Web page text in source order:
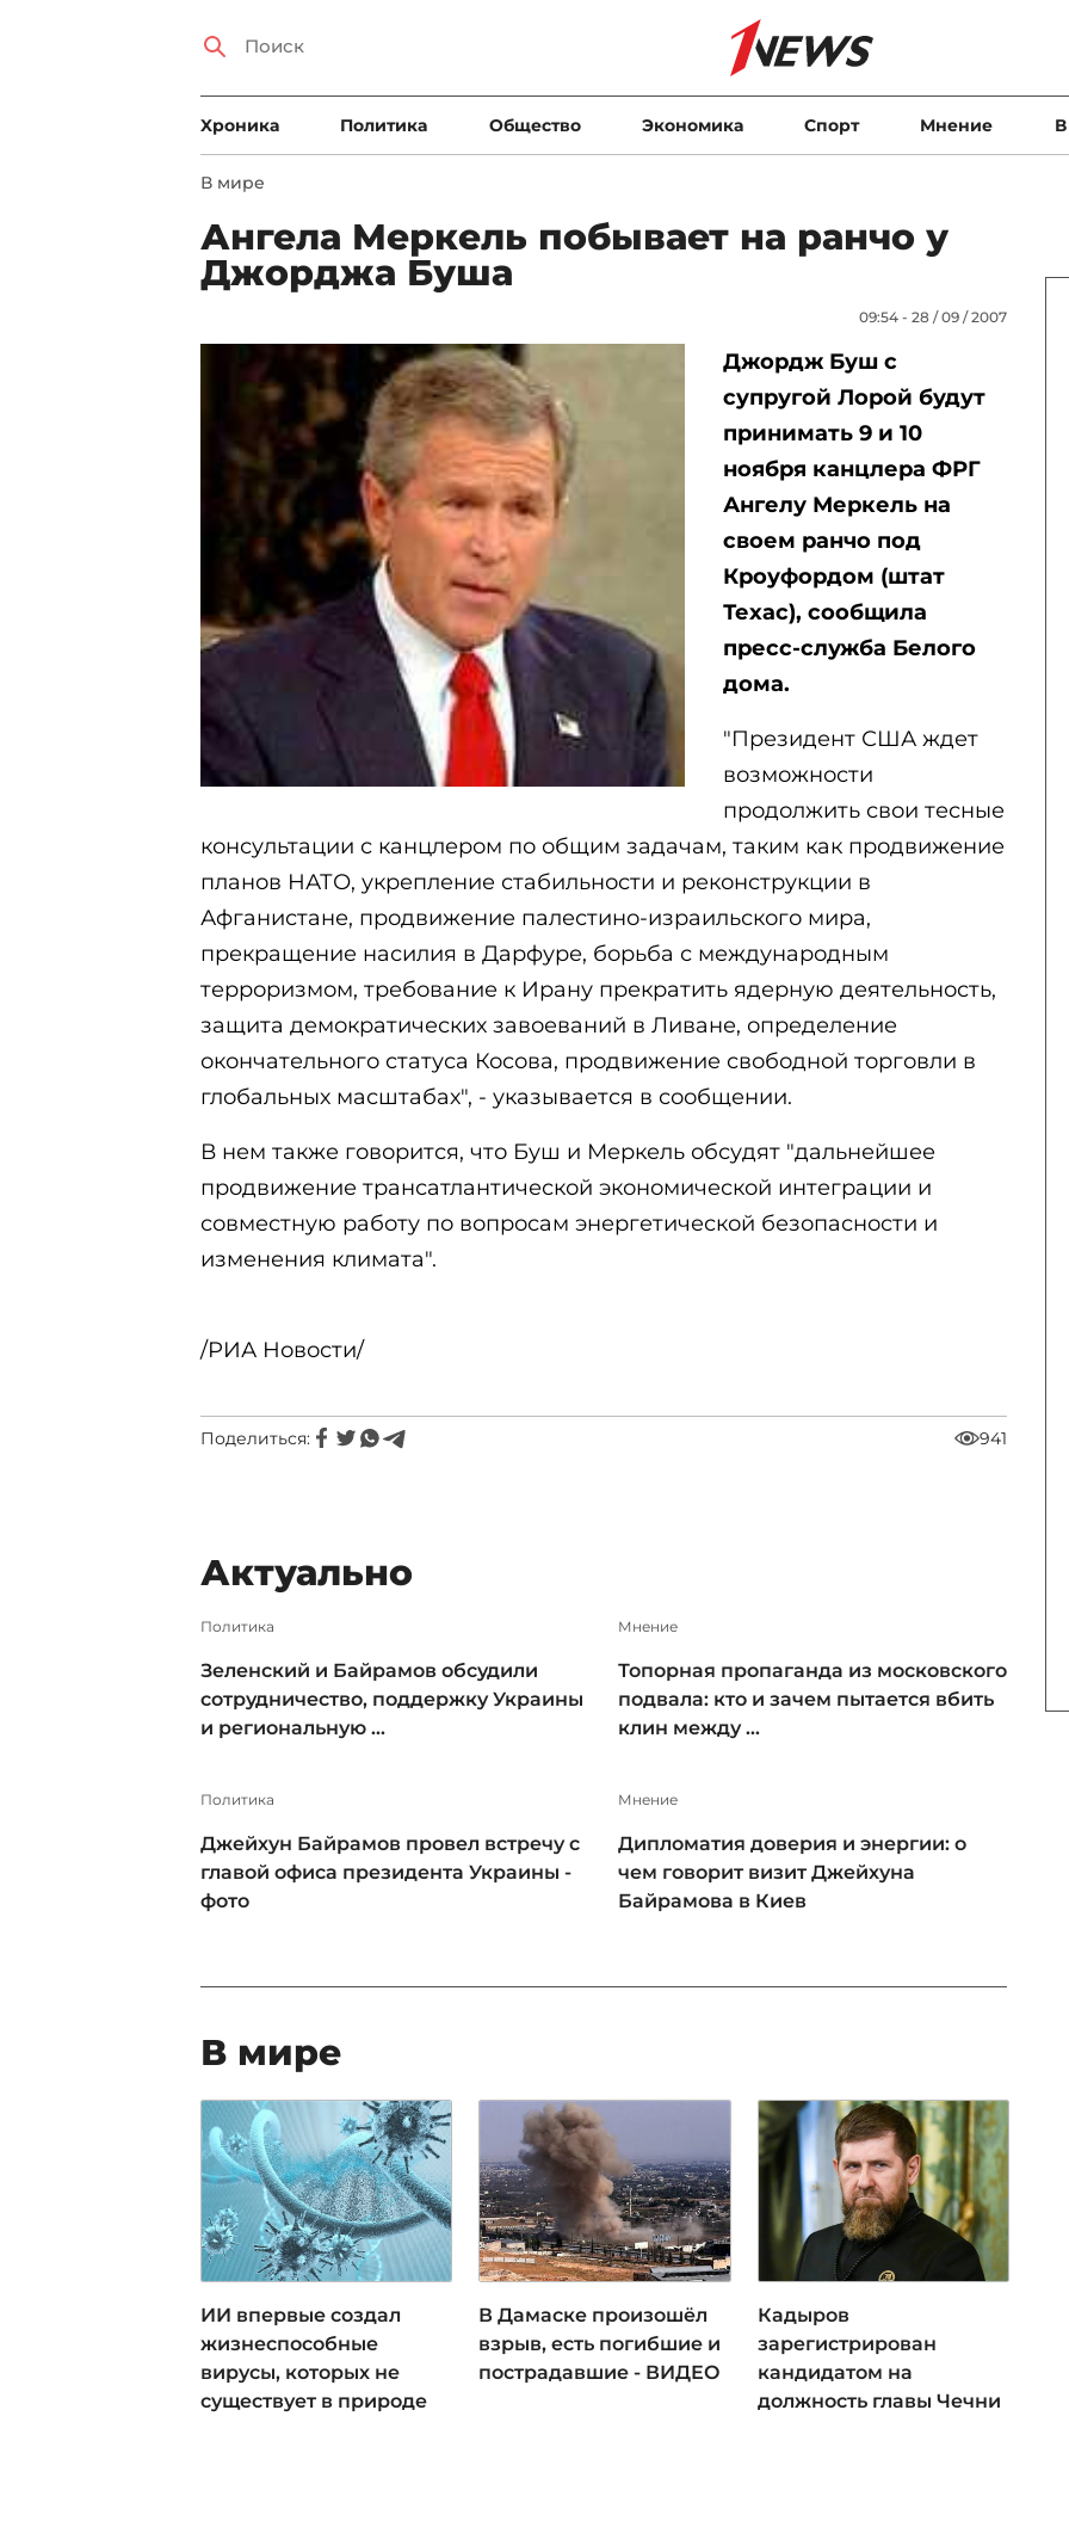
Xроника Политика Общество Экономика Спорт Мнение
В мире
Ангела Меркель побывает на ранчо у
Джорджа Буша
09:54 - 28 / 09 / 2007
Джордж Буш с
супругой Лорой будут
принимать 9 и 10
ноября канцлера ФРГ
Ангелу Меркель на
своем ранчо под
Кроуфордом (штат
Техас), сообщила
пресс-служба Белого
дома.
"Президент США ждет
возможности
продолжить свои тесные
консультации с канцлером по общим задачам, таким как продвижение
планов НАТО, укрепление стабильности и реконструкции в
Афганистане, продвижение палестино-израильского мира,
прекращение насилия в Дарфуре, борьба с международным
терроризмом, требование к Ирану прекратить ядерную деятельность,
защита демократических завоеваний в Ливане, определение
окончательного статуса Косова, продвижение свободной торговли в
глобальных масштабах", - указывается в сообщении.
В нем также говорится, что Буш и Меркель обсудят "дальнейшее
продвижение трансатлантической экономической интеграции и
совместную работу по вопросам энергетической безопасности и
изменения климата".
/РИА Новости/
Поделиться: 941
Актуально
Политика
Зеленский и Байрамов обсудили
сотрудничество, поддержку Украины
и региональную ...
Мнение
Топорная пропаганда из московского
подвала: кто и зачем пытается вбить
клин между ...
Политика
Джейхун Байрамов провел встречу с
главой офиса президента Украины -
фото
Мнение
Дипломатия доверия и энергии: о
чем говорит визит Джейхуна
Байрамова в Киев
В мире
ИИ впервые создал
жизнеспособные
вирусы, которых не
существует в природе
В Дамаске произошёл
взрыв, есть погибшие и
пострадавшие - ВИДЕО
Кадыров
зарегистрирован
кандидатом на
должность главы Чечни